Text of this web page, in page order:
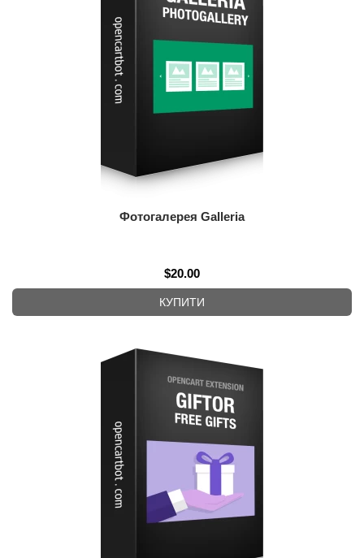
Фотогалерея Galleria
$20.00
КУПИТИ